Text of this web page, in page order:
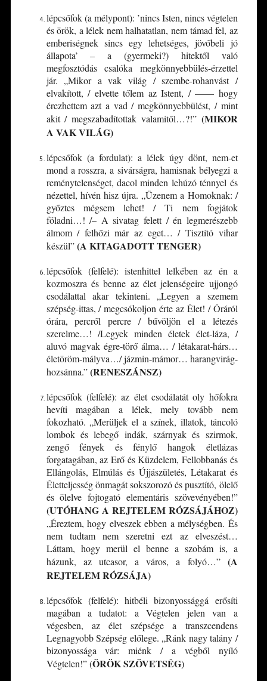
lépcsőfok (a mélypont): ’nincs Isten, nincs végtelen
és örök, a lélek nem halhatatlan, nem támad fel, az
emberiségnek sincs egy lehetséges, jövőbeli jó
állapota’ – a (gyermeki?) hitektől való
megfosztódás csalóka megkönnyebbülés-érzettel
jár. „Mikor a vak világ / szembe-rohanvást /
elvakított, / elvette tőlem az Istent, / –––– hogy
érezhettem azt a vad / megkönnyebbülést, / mint
akit / megszabadítottak valamitől…?!” (MIKOR
A VAK VILÁG)
lépcsőfok (a fordulat): a lélek úgy dönt, nem-et
mond a rosszra, a sivárságra, hamisnak bélyegzi a
reménytelenséget, dacol minden lehúzó ténnyel és
nézettel, hívén hisz újra. „Üzenem a Homoknak: /
győztes mégsem lehet! / Ti nem fogjátok
föladni…! /– A sivatag felett / én legmerészebb
álmom / felhőzi már az eget… / Tisztító vihar
készül”(A KITAGADOTT TENGER)
lépcsőfok (felfelé): istenhittel lelkében az én a
kozmoszra és benne az élet jelenségeire ujjongó
csodálattal akar tekinteni. „Legyen a szemem
szépség-ittas, / megcsókoljon érte az Élet! / Óráról
órára, percről percre / bűvöljön el a létezés
szerelme…! /Legyek minden életek élet-láza, /
aluvó magvak égre-törő álma… / létakarat-hárs…
életöröm-mályva…/ jázmin-mámor… harangvirág-
hozsánna.”(RENESZÁNSZ)
lépcsőfok (felfelé): az élet csodálatát oly hőfokra
hevíti magában a lélek, mely tovább nem
fokozható. „Merüljek el a színek, illatok, táncoló
lombok és lebegő indák, szárnyak és szirmok,
zengő fények és fénylő hangok életlázas
forgatagában, az Erő és Küzdelem, Fellobbanás és
Ellángolás, Elmúlás és Újjászületés, Létakarat és
Életteljesség önmagát sokszorozó és pusztító, ölelő
és ölelve fojtogató elementáris szövevényében!”
(UTÓHANG A REJTELEM RÓZSÁJÁHOZ)
„Éreztem, hogy elveszek ebben a mélységben. És
nem tudtam nem szeretni ezt az elveszést…
Láttam, hogy merül el benne a szobám is, a
házunk, az utcasor, a város, a folyó…” (A
REJTELEM RÓZSÁJA)
lépcsőfok (felfelé): hitbéli bizonyossággá erősíti
magában a tudatot: a Végtelen jelen van a
végesben, az élet szépsége a transzcendens
Legnagyobb Szépség előlege. „Ránk nagy talány /
bizonyossága vár: miénk / a végből nyíló
Végtelen!” (ÖRÖK SZÖVETSÉG)